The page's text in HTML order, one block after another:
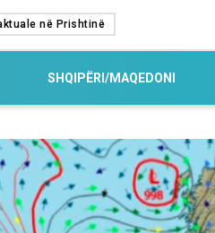
në Prishtinë
SHQIPËRI/MAQEDONI